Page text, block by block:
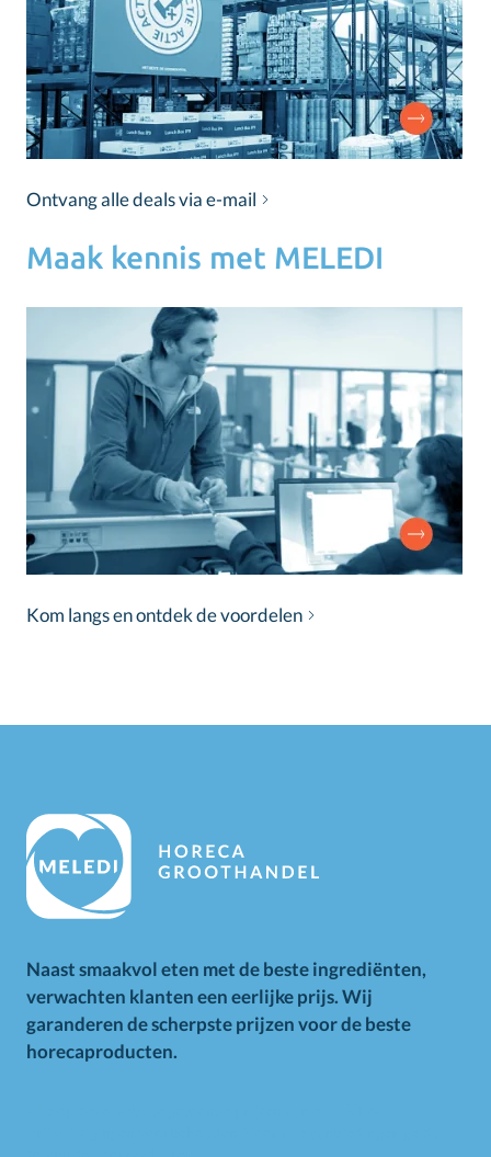
Ontvang alle deals via e-mail
Maak kennis met MELEDI
Kom langs en ontdek de voordelen
Naast smaakvol eten met de beste ingrediënten,
verwachten klanten een eerlijke prijs. Wij
garanderen de scherpste prijzen voor de beste
horecaproducten.